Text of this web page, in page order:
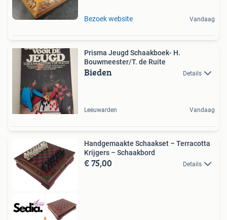
Bezoek website Vandaag
Prisma Jeugd Schaakboek- H.
Bouwmeester/T. de Ruite
Bieden Details
Leeuwarden Vandaag
Handgemaakte Schaakset – Terracotta
Krijgers – Schaakbord
€ 75,00 Details